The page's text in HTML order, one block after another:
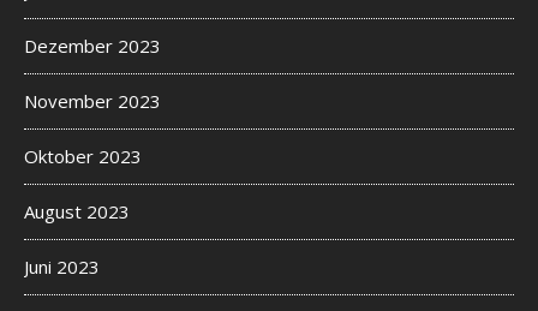
Dezember 2023
November 2023
Oktober 2023
August 2023
Juni 2023